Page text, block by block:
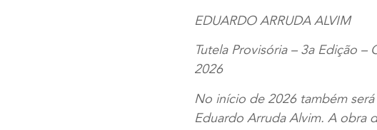
EDUARDO ARRUDA ALVIM
Tutela Provisória – 3a Edição
2026
No início de 2026 também
Eduardo Arruda Alvim. A obra